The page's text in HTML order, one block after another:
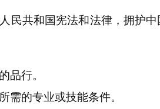
人民共和国宪法和法律，拥护
品行。
需的专业或技能条件。